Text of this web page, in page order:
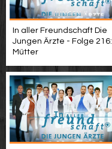
In aller Freundschaft Die
Jungen Ärzte - Folge 216:
Mütter